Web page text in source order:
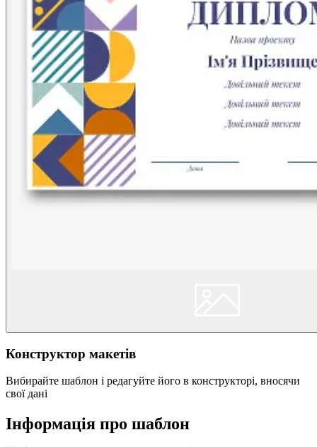
Конструктор макетів
Вибирайте шаблон і редагуйте його в конструкторі, вносячи
свої дані
Інформація про шаблон